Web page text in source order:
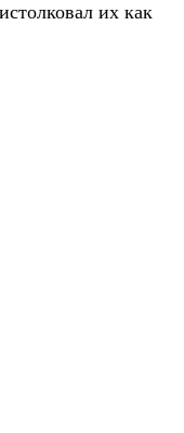
их как